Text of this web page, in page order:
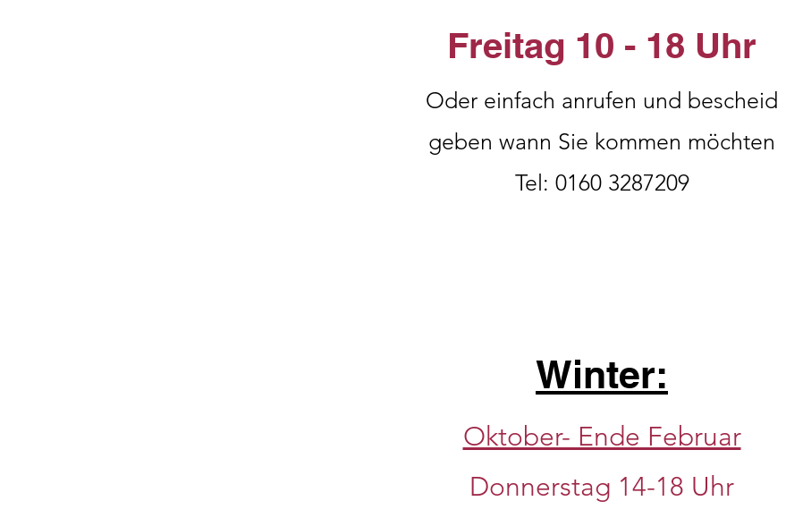
Freitag 10 - 18 Uhr
Oder einfach anrufen und bescheid
geben wann Sie kommen möchten
Tel: 0160 3287209
Winter:
Oktober- Ende Februar
Donnerstag 14-18 Uhr